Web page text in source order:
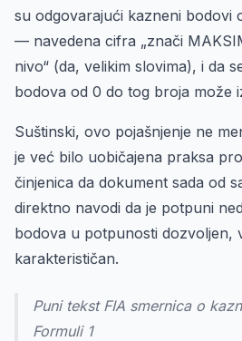
su odgovarajući kazneni bodovi
— navedena cifra „znači
nivo“ (da, velikim slovima), i da
bodova od 0 do tog broja može
Suštinski, ovo pojašnjenje ne
je već bilo uobičajena praksa
činjenica da dokument sada od
direktno navodi da je potpuni
bodova u potpunosti dozvoljen,
karakterističan.
Puni tekst FIA smernica o
Formuli 1